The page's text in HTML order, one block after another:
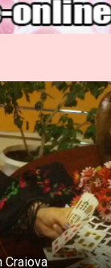
Craiova